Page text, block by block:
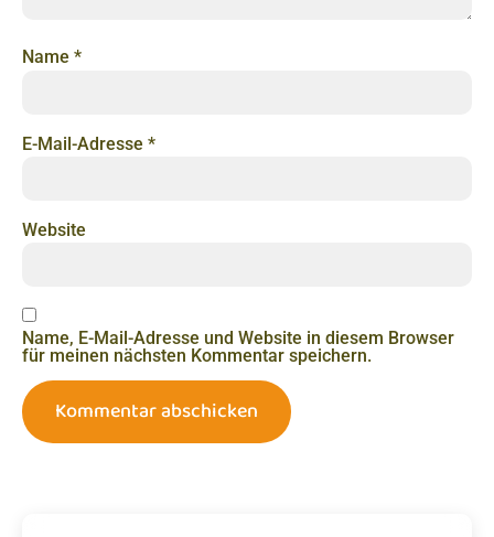
Name *
E-Mail-Adresse *
Website
Name, E-Mail-Adresse und Website in diesem Browser
für meinen nächsten Kommentar speichern.